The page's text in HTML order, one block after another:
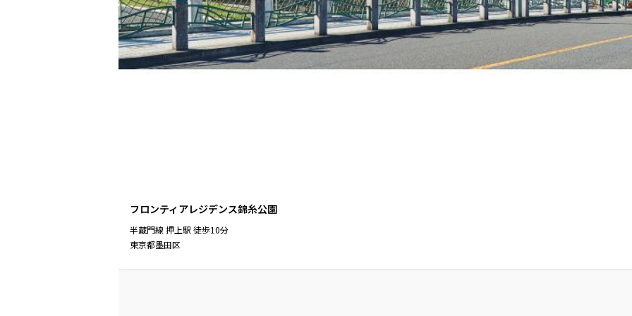
フロンティアレジデンス錦糸公園
半蔵門線 押上駅 徒歩10分
東京都墨田区